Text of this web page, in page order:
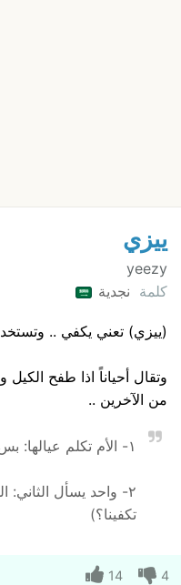
ييزي
yeezy
كلمة نجدية
(ييزي) تعني يكفي ..
وتقال أحياناً اذا طفح
من الآخرين ..
١- الأم تكلم عيالها: بس انت واياه ييزي صجه.
٢- واحد يسأل الثاني:
تكفينا؟)
4
14